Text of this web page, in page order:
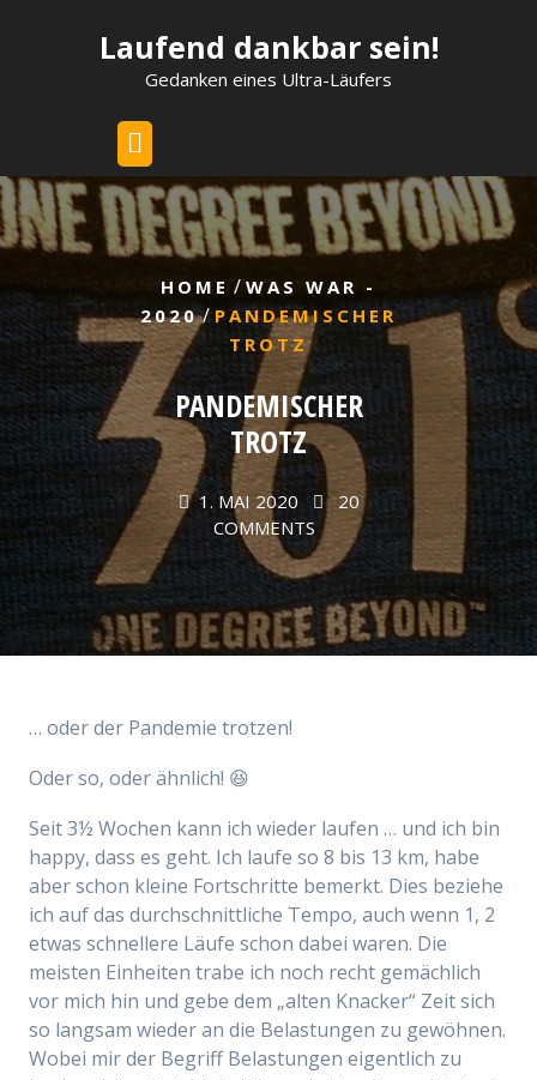
Laufend dankbar sein!
Gedanken eines Ultra-Läufers
HOME / WAS WAR -
2020/ PANDEMISCHER
TROTZ
PANDEMISCHER
TROTZ
1. MAI 2020
20
COMMENTS
… oder der Pandemie trotzen!
Oder so, oder ähnlich! 😆
Seit 3½ Wochen kann ich wieder laufen … und ich bin
happy, dass es geht. Ich laufe so 8 bis 13 km, habe
aber schon kleine Fortschritte bemerkt. Dies beziehe
ich auf das durchschnittliche Tempo, auch wenn 1, 2
etwas schnellere Läufe schon dabei waren. Die
meisten Einheiten trabe ich noch recht gemächlich
vor mich hin und gebe dem „alten Knacker“ Zeit sich
so langsam wieder an die Belastungen zu gewöhnen.
Wobei mir der Begriff Belastungen eigentlich zu